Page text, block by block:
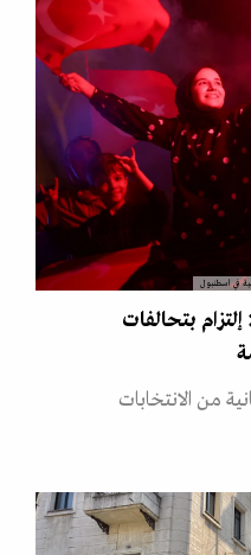
في اسطنبول
بتحالفات
من الانتخابات